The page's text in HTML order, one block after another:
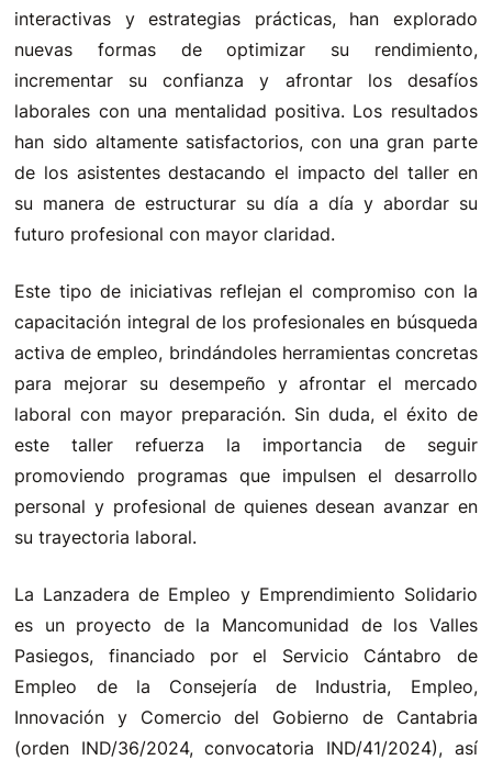
interactivas y estrategias prácticas, han explorado
nuevas formas de optimizar su rendimiento,
incrementar su confianza y afrontar los desafíos
laborales con una mentalidad positiva. Los resultados
han sido altamente satisfactorios, con una gran parte
de los asistentes destacando el impacto del taller en
su manera de estructurar su día a día y abordar su
futuro profesional con mayor claridad.
Este tipo de iniciativas reflejan el compromiso con la
capacitación integral de los profesionales en búsqueda
activa de empleo, brindándoles herramientas concretas
para mejorar su desempeño y afrontar el mercado
laboral con mayor preparación. Sin duda, el éxito de
este taller refuerza la importancia de seguir
promoviendo programas que impulsen el desarrollo
personal y profesional de quienes desean avanzar en
su trayectoria laboral.
La Lanzadera de Empleo y Emprendimiento Solidario
es un proyecto de la Mancomunidad de los Valles
Pasiegos, financiado por el Servicio Cántabro de
Empleo de la Consejería de Industria, Empleo,
Innovación y Comercio del Gobierno de Cantabria
(orden IND/36/2024, convocatoria IND/41/2024), así